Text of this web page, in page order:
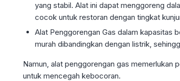
yang stabil. Alat ini dapat menggoreng
cocok untuk restoran dengan tingkat
Alat Penggorengan Gas dalam kapasitas
murah dibandingkan dengan listrik,
Namun, alat penggorengan gas memerlukan
untuk mencegah kebocoran.